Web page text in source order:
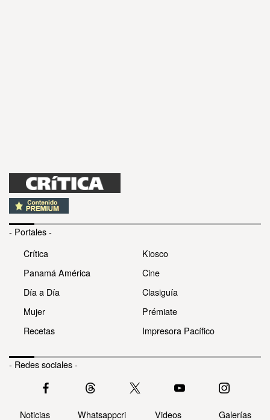
- Portales -
Crítica
Panamá América
Día a Día
Mujer
Recetas
Kiosco
Cine
Clasiguía
Prémiate
Impresora Pacífico
- Redes sociales -
Noticias Whatsappcri Videos Galerías